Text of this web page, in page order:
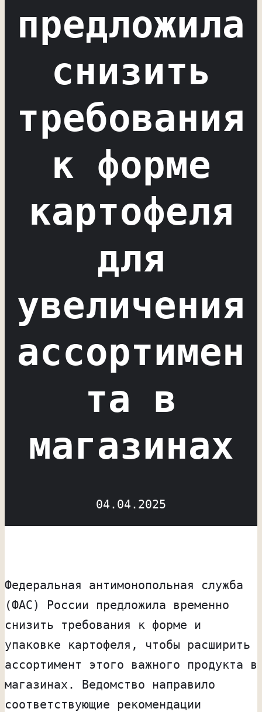
предложила
снизить
требования
к форме
картофеля
для
увеличения
ассортимен
та в
магазинах
04.04.2025
Федеральная антимонопольная служба
(ФАС) России предложила временно
снизить требования к форме и
упаковке картофеля, чтобы расширить
ассортимент этого важного продукта в
магазинах. Ведомство направило
соответствующие рекомендации